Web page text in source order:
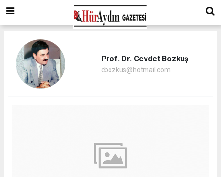
Prof. Dr. Cevdet Bozkuş
cbozkus@hotmail.com